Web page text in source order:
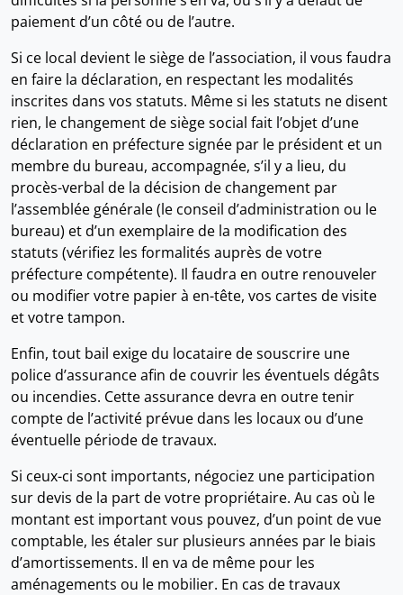
paiement d’un côté ou de l’autre.
Si ce local devient le siège de l’association, il vous faudra
en faire la déclaration, en respectant les modalités
inscrites dans vos statuts. Même si les statuts ne disent
rien, le changement de siège social fait l’objet d’une
déclaration en préfecture signée par le président et un
membre du bureau, accompagnée, s’il y a lieu, du
procès-verbal de la décision de changement par
l’assemblée générale (le conseil d’administration ou le
bureau) et d’un exemplaire de la modification des
statuts (vérifiez les formalités auprès de votre
préfecture compétente). Il faudra en outre renouveler
ou modifier votre papier à en-tête, vos cartes de visite
et votre tampon.
Enfin, tout bail exige du locataire de souscrire une
police d’assurance afin de couvrir les éventuels dégâts
ou incendies. Cette assurance devra en outre tenir
compte de l’activité prévue dans les locaux ou d’une
éventuelle période de travaux.
Si ceux-ci sont importants, négociez une participation
sur devis de la part de votre propriétaire. Au cas où le
montant est important vous pouvez, d’un point de vue
comptable, les étaler sur plusieurs années par le biais
d’amortissements. Il en va de même pour les
aménagements ou le mobilier. En cas de travaux